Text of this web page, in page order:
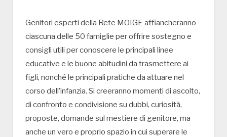
Genitori esperti della Rete MOIGE affiancheranno
ciascuna delle 50 famiglie per offrire sostegno e
consigli utili per conoscere le principali linee
educative e le buone abitudini da trasmettere ai
figli, nonché le principali pratiche da attuare nel
corso dell’infanzia. Si creeranno momenti di ascolto,
di confronto e condivisione su dubbi, curiosità,
proposte, domande sul mestiere di genitore, ma
anche un vero e proprio spazio in cui superare le